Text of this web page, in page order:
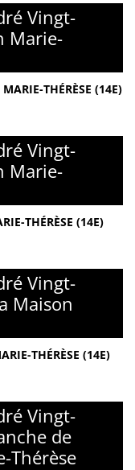
Vingt-
Marie-
THÉRÈSE (14E)
Vingt-
Marie-
THÉRÈSE (14E)
Vingt-
Maison
THÉRÈSE (14E)
Vingt-
de
Thérèse